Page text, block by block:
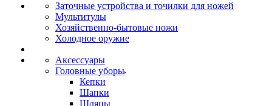
Заточные устройства и точилки для ножей
Мультитулы
Хозяйственно-бытовые ножи
Холодное оружие
Аксессуары
Головные уборы
Кепки
Шапки
Шляпы